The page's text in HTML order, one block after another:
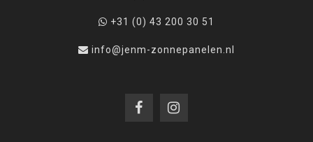
+31 (0) 43 200 30 51
info@jenm-zonnepanelen.nl